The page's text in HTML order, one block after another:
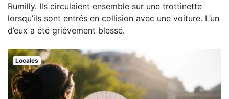
Rumilly. Ils circulaient ensemble sur une trottinette
lorsqu’ils sont entrés en collision avec une voiture. L’un
d’eux a été grièvement blessé.
Locales